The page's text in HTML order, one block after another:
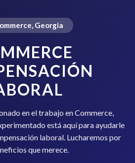
Georgia
en el trabajo en Commerce,
está aquí para ayudarle
laboral. Lucharemos por
que merece.